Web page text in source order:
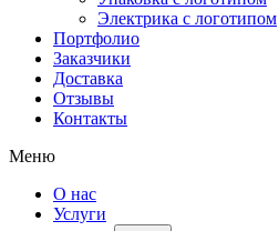
Электрика с логотипом
Портфолио
Заказчики
Доставка
Отзывы
Контакты
Меню
О нас
Услуги